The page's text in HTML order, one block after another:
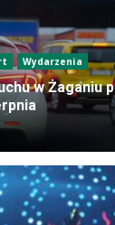
Wydarzenia
w Żaganiu